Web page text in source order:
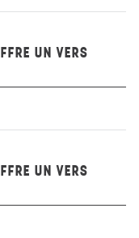
UN VERS
UN VERS